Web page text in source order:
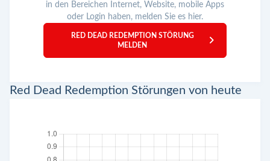
in den Bereichen Internet, Website, mobile Apps
oder Login haben, melden Sie es hier.
RED DEAD REDEMPTION STÖRUNG
MELDEN
Red Dead Redemption Störungen von heute